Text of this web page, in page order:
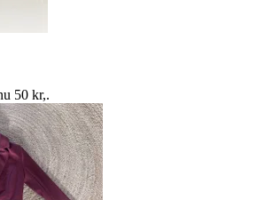
50 kr,.